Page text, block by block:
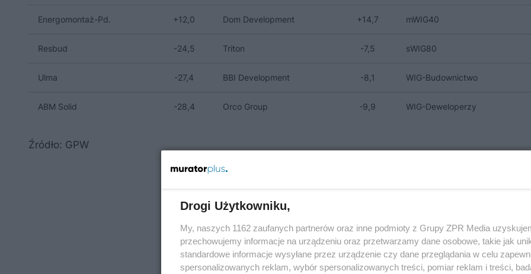
Energomontaż-Pd. +12,0 Dom Development +14,7 mWIG40
Resbud -24,5 Triton -7,5 sWIG80
Ulma -27,4 BBI Development -8,1 WIG-Budownictwo
ABM Solid -28,4 Orco Group -9,9 WIG-Deweloperzy
Źródło: GPW
Drogi Użytkowniku,
My, naszych 1162 zaufanych partnerów oraz inne podmioty z Grupy ZPR Media
przechowujemy informacje na urządzeniu oraz przetwarzamy dane osobowe, takie jak
standardowe informacje wysyłane przez urządzenie czy dane przeglądania w celu
spersonalizowanych reklam, wybór spersonalizowanych treści, pomiar reklam i treści,